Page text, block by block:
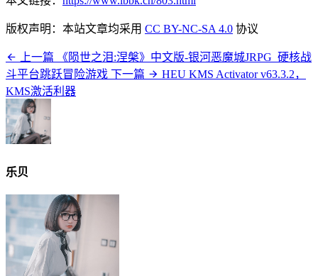
版权声明：本站文章均采用 CC BY-NC-SA 4.0 协议
上一篇
《陨世之泪:涅槃》中文版-银河恶魔城JRPG_硬核战
斗平台跳跃冒险游戏 下一篇
HEU KMS Activator v63.3.2，
KMS激活利器
乐贝